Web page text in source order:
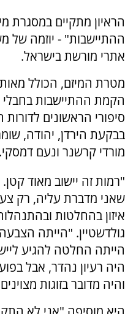
הראיון מתקיים במסגרת
ההתיישבות" - יוזמה של
אתרי מורשת בישראל.
מטרת המיזם, הכולל
הקמת ההתיישבות
סיפורי הראשונים
בבקעת הירדן, יהודה,
מורדי קרשנר ונעם דמסקי.
שאני מדברת עליה, רק
איזון בהחלטות
הייתה החלטה להגיע
היה רעיון נהדר, אבל
והיה מדובר בזוגות